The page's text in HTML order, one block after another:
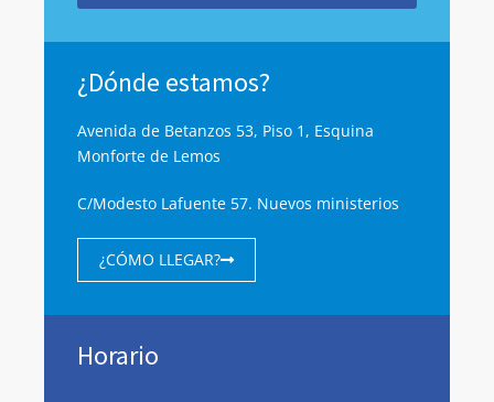
¿Dónde estamos?
Avenida de Betanzos 53, Piso 1, Esquina
Monforte de Lemos
C/Modesto Lafuente 57. Nuevos ministerios
¿CÓMO LLEGAR?
Horario